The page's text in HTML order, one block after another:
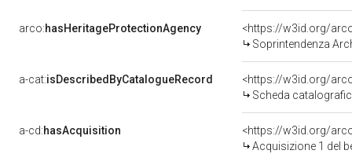
arco:hasHeritageProtectionAgency
<https://w3id.org/
Soprintendenza
a-cat:isDescribedByCatalogueRecord
<https://w3id.org/
Scheda
a-cd:hasAcquisition
<https://w3id.org/
Acquisizione 1 del